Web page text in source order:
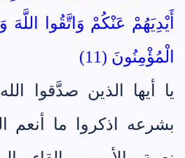
أَيْدِيَهُمْ عَنْكُمْ وَاتَّقُوا اللَّهَ
الْمُؤْمِنُونَ (11)
يا أيها الذين صدَّقوا
بشرعه اذكروا ما أنعم